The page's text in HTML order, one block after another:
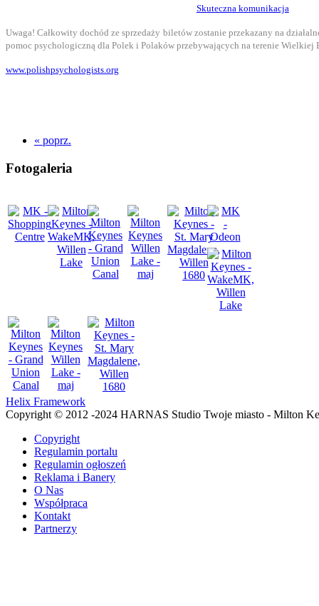
Skuteczna komunikacja
Uwaga! Całkowity dochód ze sprzedaży biletów zostanie przekazany na
pomoc psychologiczną dla Polek i Polaków przebywających na terenie Wielkiej
www.polishpsychologists.org
« poprz.
Fotogaleria
Helix Framework
Copyright © 2012 -2024 HARNAS Studio Twoje miasto - Milton
Copyright
Regulamin portalu
Regulamin ogłoszeń
Reklama i Banery
O Nas
Współpraca
Kontakt
Partnerzy